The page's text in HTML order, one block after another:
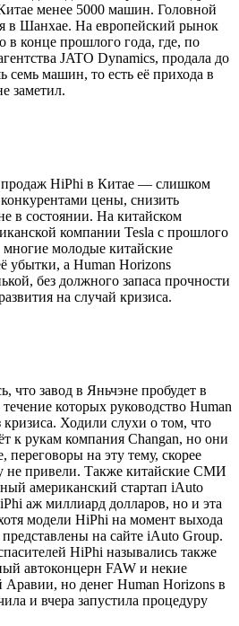
менее 5000 машин. Головной
в Шанхае. На европейский рынок
в конце прошлого года, где, по
JATO Dynamics, продала до
семь машин, то есть её прихода в
заметил.
продаж HiPhi в Китае — слишком
цены, снизить
в состоянии. На китайском
компании Tesla с прошлого
многие молодые китайские
убытки, а Human Horizons
без должного запаса прочности
на случай кризиса.
что завод в Яньчэне пробудет в
которых руководство Human
Ходили слухи о том, что
к рукам компания Changan, но они
переговоры на эту тему, скорее
не привели. Также китайские СМИ
американский стартап iAuto
аж миллиард долларов, но и эта
модели HiPhi на момент выхода
на сайте iAuto Group.
HiPhi назывались также
автоконцерн FAW и некие
Аравии, но денег Human Horizons в
и вчера запустила процедуру